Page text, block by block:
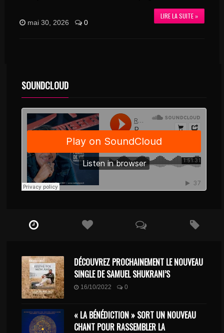
LIRE LA SUITE »
mai 30, 2026 0
SOUNDCLOUD
DÉCOUVREZ PROCHAINEMENT LE NOUVEAU
SINGLE DE SAMUEL SHUKRANI’S
16/10/2022 0
« LA BÉNÉDICTION » SORT UN NOUVEAU
CHANT POUR RASSEMBLER LA